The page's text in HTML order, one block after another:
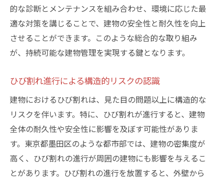
的な診断とメンテナンスを組み合わせ、環境に応じた最
適な対策を講じることで、建物の安全性と耐久性を向上
させることができます。このような総合的な取り組み
が、持続可能な建物管理を実現する鍵となります。
ひび割れ進行による構造的リスクの認識
建物におけるひび割れは、見た目の問題以上に構造的な
リスクを伴います。特に、ひび割れが進行すると、建物
全体の耐久性や安全性に影響を及ぼす可能性がありま
す。東京都墨田区のような都市部では、建物の密集度が
高く、ひび割れの進行が周囲の建物にも影響を与えるこ
とがあります。ひび割れの進行を放置すると、外壁から